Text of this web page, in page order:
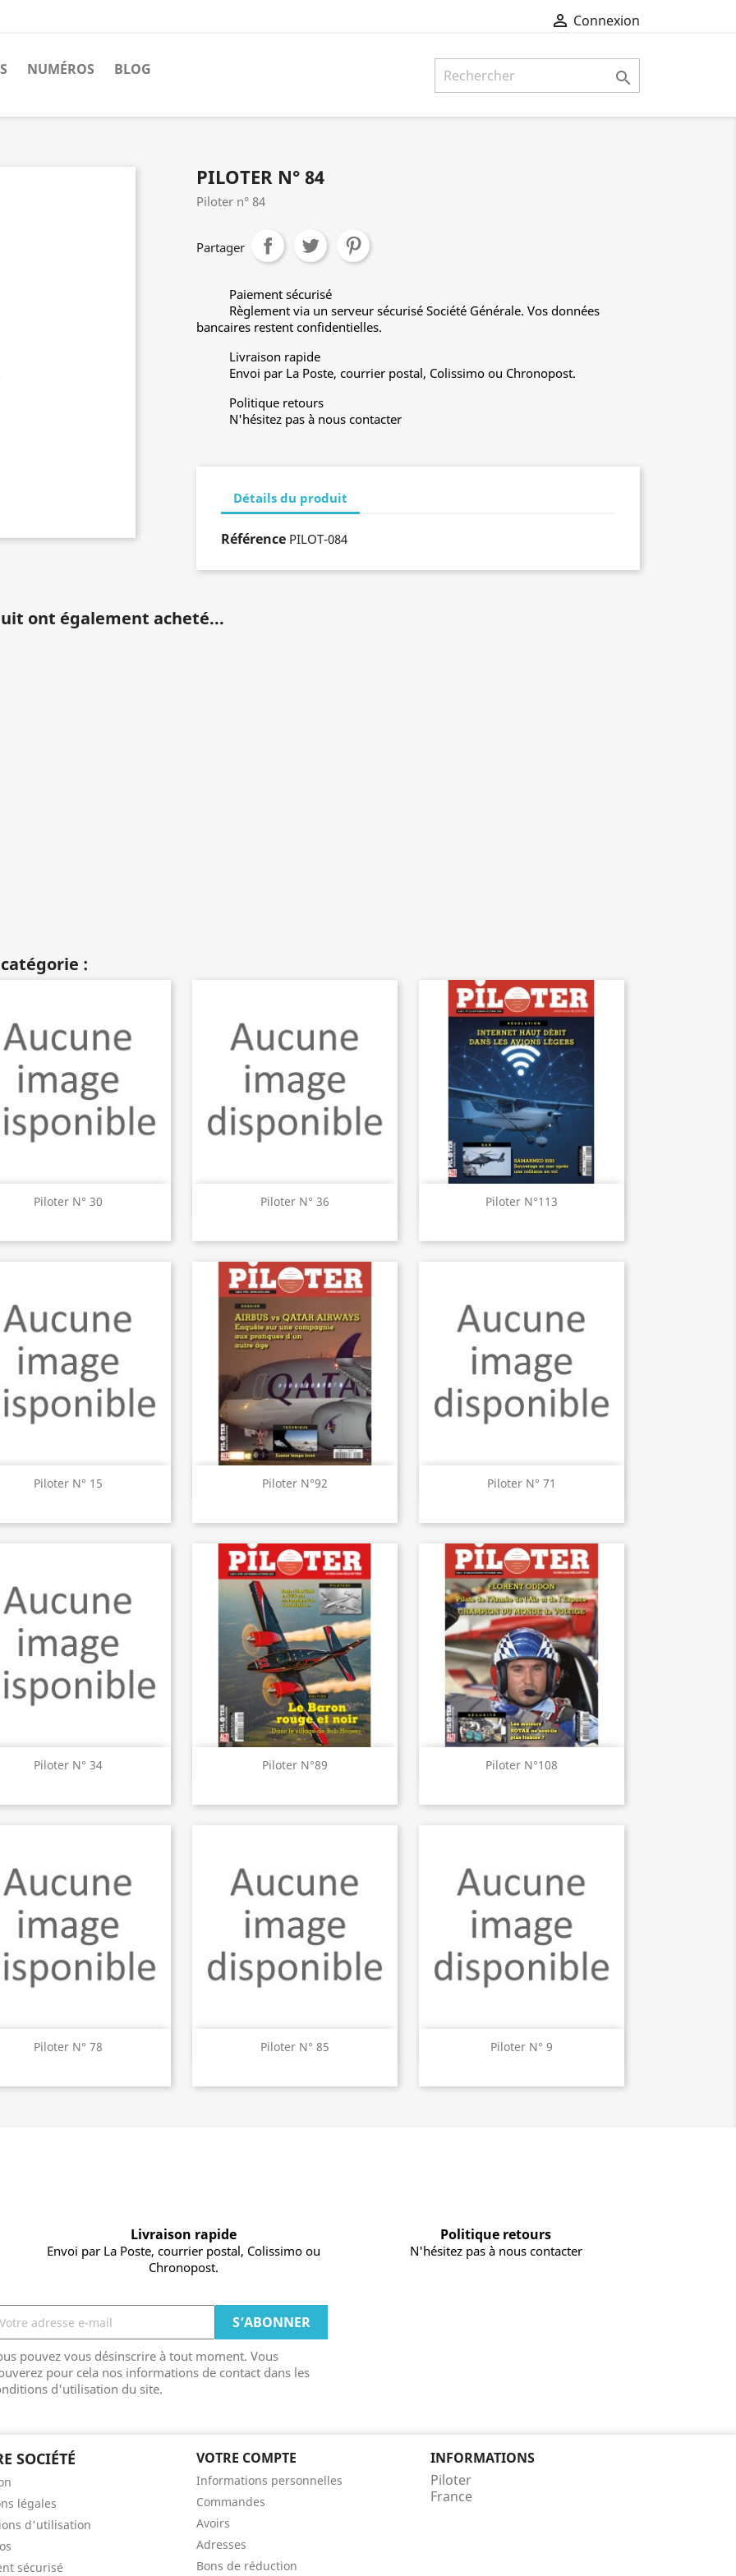
 Connexion
NUMÉROS BLOG 
PILOTER N° 84
Piloter n° 84
Partager
Paiement sécurisé
Règlement via un serveur sécurisé Société Générale. Vos données
bancaires restent confidentielles.
Livraison rapide
Envoi par La Poste, courrier postal, Colissimo ou Chronopost.
Politique retours
N'hésitez pas à nous contacter
Détails du produit
Référence PILOT-084
ont également acheté...
:
Piloter N° 30
Aperçu rapide Piloter N° 36
Aperçu rapide Piloter N°113
Aperçu rapide
Piloter N° 15
Aperçu rapide Piloter N°92
Aperçu rapide Piloter N° 71
Aperçu rapide
Piloter N° 34
Aperçu rapide Piloter N°89
Aperçu rapide Piloter N°108
Aperçu rapide
Piloter N° 78
Aperçu rapide Piloter N° 85
Aperçu rapide Piloter N° 9
Aperçu rapide
Livraison rapide
Envoi par La Poste, courrier postal, Colissimo ou
Chronopost.
Politique retours
N'hésitez pas à nous contacter
pouvez vous désinscrire à tout moment. Vous
pour cela nos informations de contact dans les
d'utilisation du site.
SOCIÉTÉ
légales
d'utilisation
sécurisé
VOTRE COMPTE
Informations personnelles
Commandes
Avoirs
Adresses
Bons de réduction
INFORMATIONS
Piloter
France